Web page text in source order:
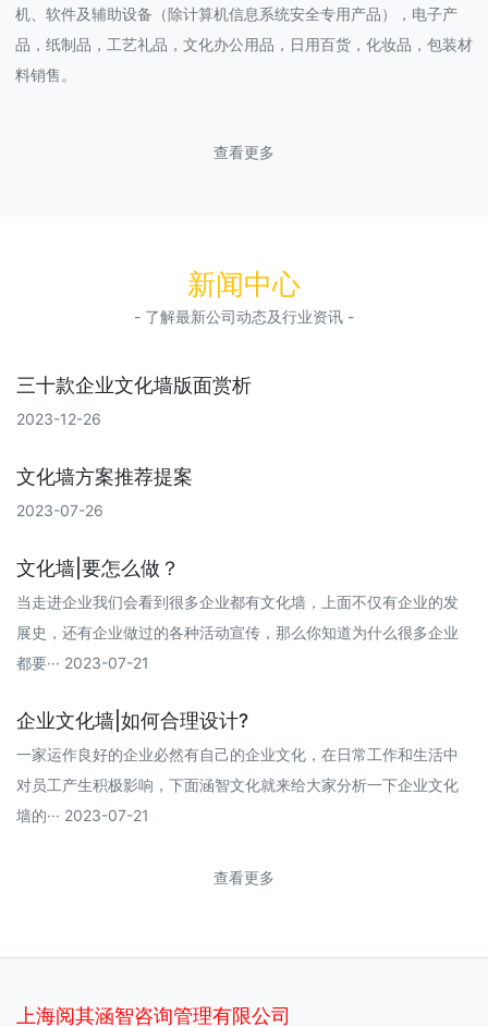
机、软件及辅助设备（除计算机信息系统安全专用产品），电子产
品，纸制品，工艺礼品，文化办公用品，日用百货，化妆品，包装材
料销售。
查看更多
新闻中心
- 了解最新公司动态及行业资讯 -
三十款企业文化墙版面赏析
2023-12-26
文化墙方案推荐提案
2023-07-26
文化墙|要怎么做？
当走进企业我们会看到很多企业都有文化墙，上面不仅有企业的发
展史，还有企业做过的各种活动宣传，那么你知道为什么很多企业
都要··· 2023-07-21
企业文化墙|如何合理设计?
一家运作良好的企业必然有自己的企业文化，在日常工作和生活中
对员工产生积极影响，下面涵智文化就来给大家分析一下企业文化
墙的··· 2023-07-21
查看更多
上海阅其涵智咨询管理有限公司